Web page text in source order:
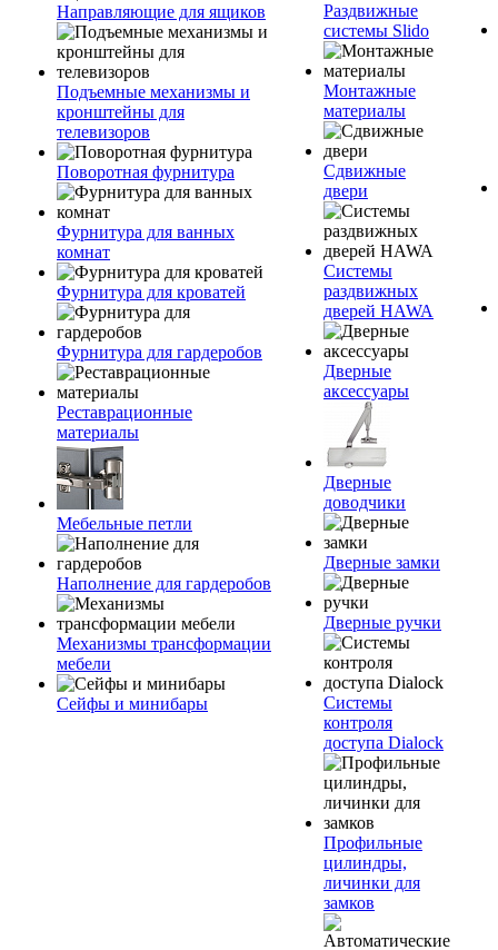
Направляющие для ящиков
Подъемные механизмы и
кронштейны для
телевизоров
Поворотная фурнитура
Фурнитура для ванных
комнат
Фурнитура для кроватей
Фурнитура для гардеробов
Реставрационные
материалы
Мебельные петли
Наполнение для гардеробов
Механизмы трансформации
мебели
Сейфы и минибары
Раздвижные
системы Slido
Монтажные
материалы
Сдвижные
двери
Системы
раздвижных
дверей HAWA
Дверные
аксессуары
Дверные
доводчики
Дверные замки
Дверные ручки
Системы
контроля
доступа Dialock
Профильные
цилиндры,
личинки для
замков